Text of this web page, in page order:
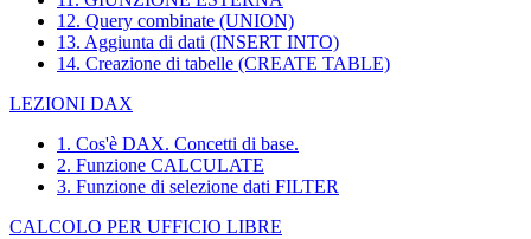
12. Query combinate (UNION)
13. Aggiunta di dati (INSERT INTO)
14. Creazione di tabelle (CREATE TABLE)
LEZIONI DAX
1. Cos'è DAX. Concetti di base.
2. Funzione CALCULATE
3. Funzione di selezione dati FILTER
CALCOLO PER UFFICIO LIBRE